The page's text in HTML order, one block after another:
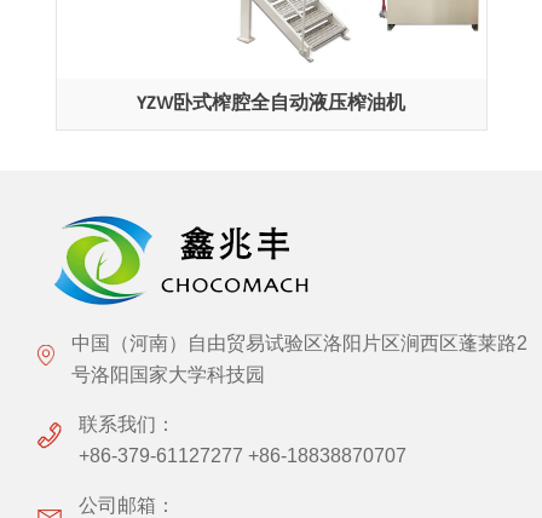
YZW卧式榨腔全自动液压榨油机
中国（河南）自由贸易试验区洛阳片区涧西区蓬莱路2
号洛阳国家大学科技园
联系我们：
+86-379-61127277 +86-18838870707
公司邮箱：